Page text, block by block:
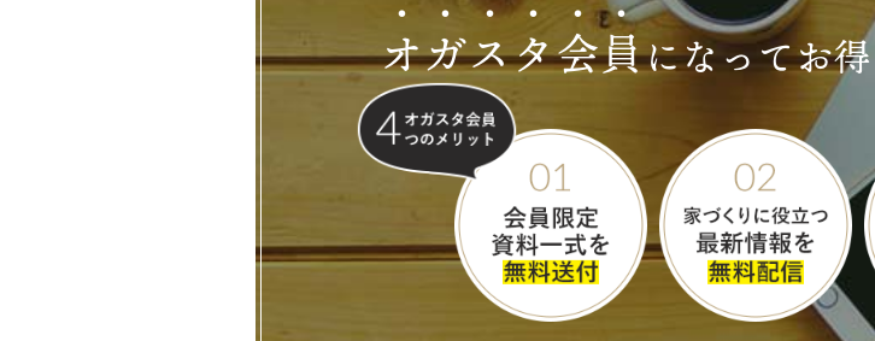
オガスタ会員になってお